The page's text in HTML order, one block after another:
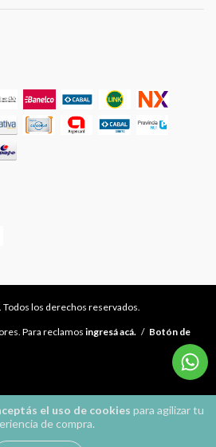
el uso de cookies para agilizar tu
de compra.
los derechos reservados.
Para reclamos ingresá acá. / Botón de